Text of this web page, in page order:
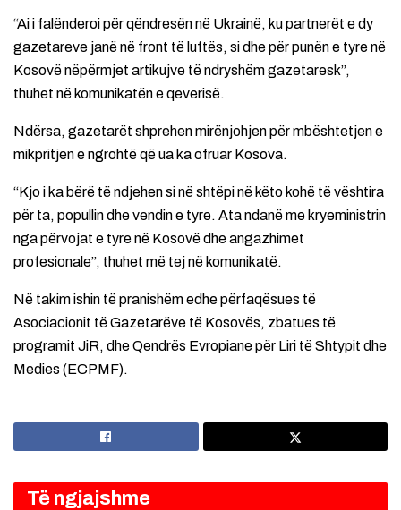
“Ai i falënderoi për qëndresën në Ukrainë, ku partnerët e dy
gazetareve janë në front të luftës, si dhe për punën e tyre në
Kosovë nëpërmjet artikujve të ndryshëm gazetaresk”,
thuhet në komunikatën e qeverisë.
Ndërsa, gazetarët shprehen mirënjohjen për mbështetjen e
mikpritjen e ngrohtë që ua ka ofruar Kosova.
“Kjo i ka bërë të ndjehen si në shtëpi në këto kohë të vështira
për ta, popullin dhe vendin e tyre. Ata ndanë me kryeministrin
nga përvojat e tyre në Kosovë dhe angazhimet
profesionale”, thuhet më tej në komunikatë.
Në takim ishin të pranishëm edhe përfaqësues të
Asociacionit të Gazetarëve të Kosovës, zbatues të
programit JiR, dhe Qendrës Evropiane për Liri të Shtypit dhe
Medies (ECPMF).
Të ngjajshme